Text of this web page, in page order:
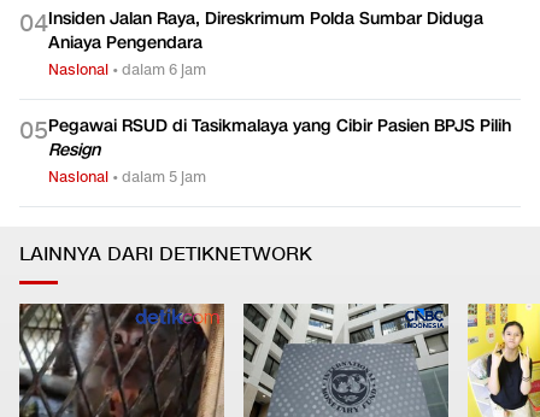
04Insiden Jalan Raya, Direskrimum Polda Sumbar Diduga
Aniaya Pengendara
Nasional •dalam 6 jam
05Pegawai RSUD di Tasikmalaya yang Cibir Pasien BPJS Pilih
Resign
Nasional •dalam 5 jam
LAINNYA DARI DETIKNETWORK